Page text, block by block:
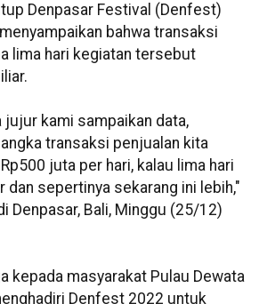
Denpasar Festival (Denfest)
bahwa transaksi
lima hari kegiatan tersebut
jujur kami sampaikan data,
transaksi penjualan kita
juta per hari, kalau lima hari
dan sepertinya sekarang ini lebih,"
Denpasar, Bali, Minggu (25/12)
kepada masyarakat Pulau Dewata
Denfest 2022 untuk